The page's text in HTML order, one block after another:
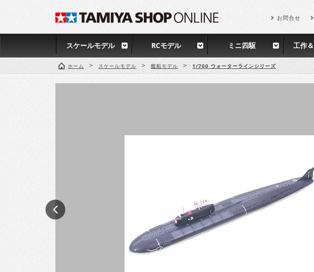
お問合せ
スケールモデル RCモデル ミニ四駆 工作
ホーム > スケールモデル > 艦船モデル > 1/700 ウォーターラインシリーズ